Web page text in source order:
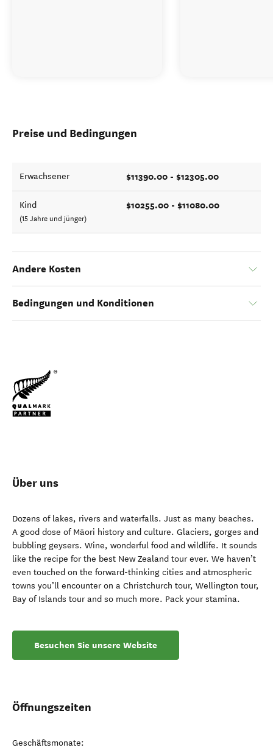
Preise und Bedingungen
Erwachsener $11390.00 - $12305.00
Kind
(15 Jahre und jünger)
$10255.00 - $11080.00
Andere Kosten
Bedingungen und Konditionen
Über uns
Dozens of lakes, rivers and waterfalls. Just as many beaches.
A good dose of Māori history and culture. Glaciers, gorges and
bubbling geysers. Wine, wonderful food and wildlife. It sounds
like the recipe for the best New Zealand tour ever. We haven’t
even touched on the forward-thinking cities and atmospheric
towns you’ll encounter on a Christchurch tour, Wellington tour,
Bay of Islands tour and so much more. Pack your stamina.
Besuchen Sie unsere Website
Öffnungszeiten
Geschäftsmonate: